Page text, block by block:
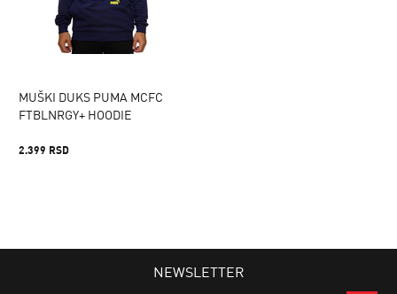
MUŠKI DUKS PUMA MCFC
FTBLNRGY+ HOODIE
2.399 RSD
NEWSLETTER